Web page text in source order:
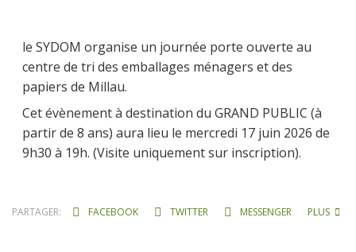
le SYDOM organise un journée porte ouverte au
centre de tri des emballages ménagers et des
papiers de Millau.
Cet évènement à destination du GRAND PUBLIC (à
partir de 8 ans) aura lieu le mercredi 17 juin 2026 de
9h30 à 19h. (Visite uniquement sur inscription).
PARTAGER: FACEBOOK TWITTER MESSENGER PLUS